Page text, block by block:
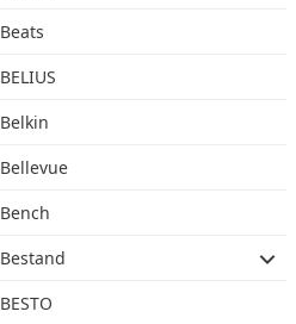
Beats
BELIUS
Belkin
Bellevue
Bench
Bestand
BESTO